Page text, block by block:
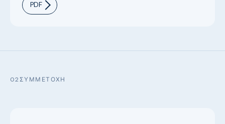
PDF
02ΣΥΜΜΕΤΟΧΉ